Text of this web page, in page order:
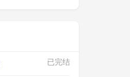
已完结